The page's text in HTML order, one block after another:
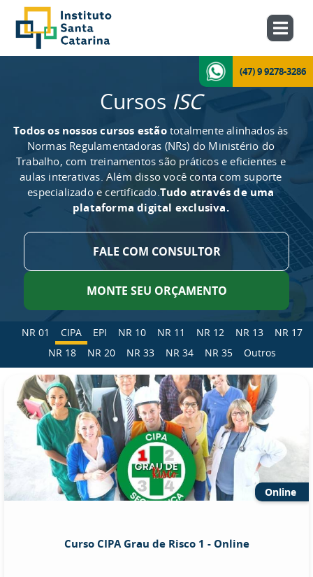
(47) 9 9278-3286
Cursos ISC
Todos os nossos cursos estãototalmente alinhados às
Normas Regulamentadoras (NRs) do Ministério do
Trabalho, com treinamentos são práticos e eficientes e
aulas interativas. Além disso você conta com suporte
especializado e certificado.Tudo através de uma
plataforma digital exclusiva.
FALE COM CONSULTOR
MONTE SEU ORÇAMENTO
NR 01 CIPA EPI NR 10 NR 11 NR 12 NR 13
NR 17
NR 18
NR 20 NR 33 NR 34 NR 35 Outros
Online
Curso CIPA Grau de Risco 1 - Online